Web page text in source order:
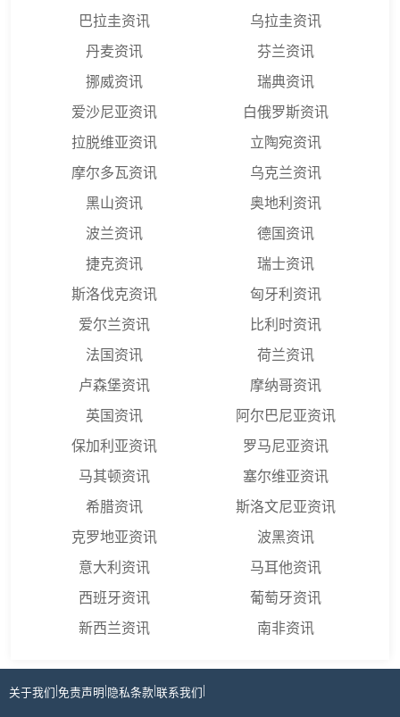
巴拉圭资讯
乌拉圭资讯
丹麦资讯
芬兰资讯
挪威资讯
瑞典资讯
爱沙尼亚资讯
白俄罗斯资讯
拉脱维亚资讯
立陶宛资讯
摩尔多瓦资讯
乌克兰资讯
黑山资讯
奥地利资讯
波兰资讯
德国资讯
捷克资讯
瑞士资讯
斯洛伐克资讯
匈牙利资讯
爱尔兰资讯
比利时资讯
法国资讯
荷兰资讯
卢森堡资讯
摩纳哥资讯
英国资讯
阿尔巴尼亚资讯
保加利亚资讯
罗马尼亚资讯
马其顿资讯
塞尔维亚资讯
希腊资讯
斯洛文尼亚资讯
克罗地亚资讯
波黑资讯
意大利资讯
马耳他资讯
西班牙资讯
葡萄牙资讯
新西兰资讯
南非资讯
关于我们 免责声明 隐私条款 联系我们